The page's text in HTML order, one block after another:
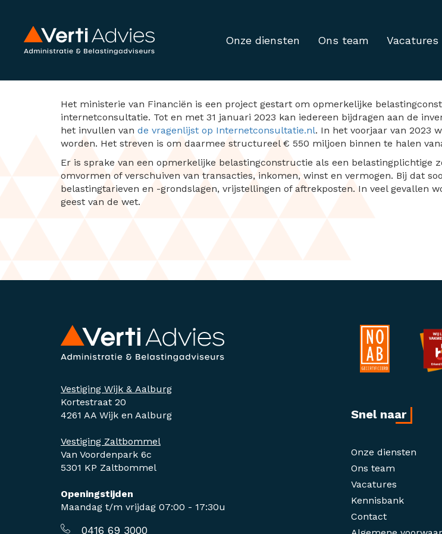
Onze diensten Ons team Vacatures
Kabinet pakt opmerkelijke
Het ministerie van Financiën is een project gestart om opmerkelijke
internetconsultatie. Tot en met 31 januari 2023 kan iedereen bijdragen aan de
het invullen van de vragenlijst op Internetconsultatie.nl. In het voorjaar van 2023
worden. Het streven is om daarmee structureel € 550 miljoen binnen te halen
Er is sprake van een opmerkelijke belastingconstructie als een
omvormen of verschuiven van transacties, inkomen, winst en vermogen. Bij dat
belastingtarieven en -grondslagen, vrijstellingen of aftrekposten. In veel gevallen
geest van de wet.
Vestiging Wijk & Aalburg
Kortestraat 20
4261 AA Wijk en Aalburg
Vestiging Zaltbommel
Van Voordenpark 6c
5301 KP Zaltbommel
Openingstijden
Maandag t/m vrijdag 07:00 - 17:30u
0416 69 3000
Snel naar
Onze diensten
Ons team
Vacatures
Kennisbank
Contact